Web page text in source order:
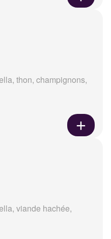
thon, champignons,
viande hachée,